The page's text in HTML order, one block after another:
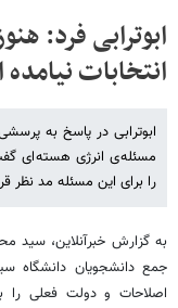
ابوترابی فرد:
انتخابات نیامده
ابوترابی در پاسخ به
مسئله ی انرژی هسته ای
را برای این مسئله مد نظر
به گزارش خبرآنلاین، سید
جمع دانشجویان دانشگاه
اصلاحات و دولت فعلی را